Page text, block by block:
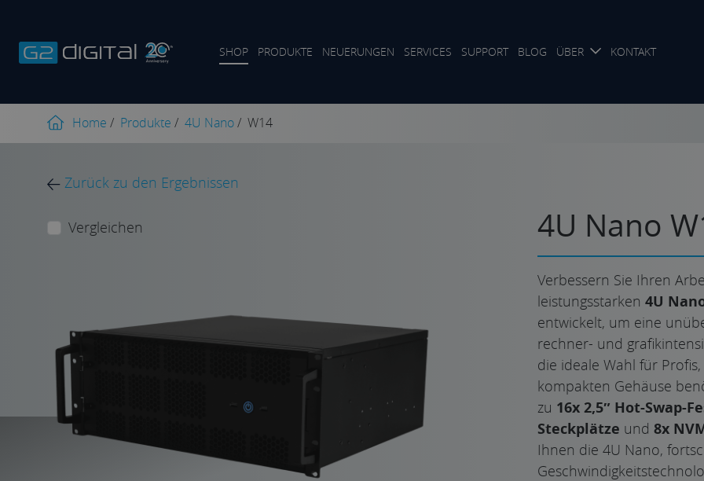
SHOP PRODUKTE NEUERUNGEN SERVICES SUPPORT BLOG ÜBER KONTAKT
Home / Produkte / 4U Nano/ W14
Zurück zu den Ergebnissen
Vergleichen 4U Nano
Verbessern Sie Ihren
leistungsstarken 4U
entwickelt, um eine
rechner- und
die ideale Wahl für
kompakten Gehäuse
zu 16x 2,5″ Hot-Swap-
Steckplätze und 8x
Ihnen die 4U Nano,